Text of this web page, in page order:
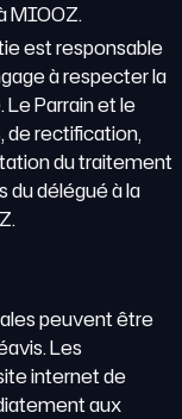
MIOOZ.
est responsable
à respecter la
Le Parrain et le
de rectification,
du traitement
du délégué à la
peuvent être
Les
internet de
aux